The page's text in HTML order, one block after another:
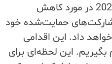
بیانیه اتوماتیک در ژانویه 2025 در مورد کاهش
حمایت‌شده خود
داد. این اقدامی
این لحظه‌ای برای